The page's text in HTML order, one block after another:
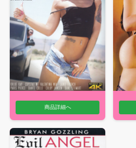
商品詳細へ